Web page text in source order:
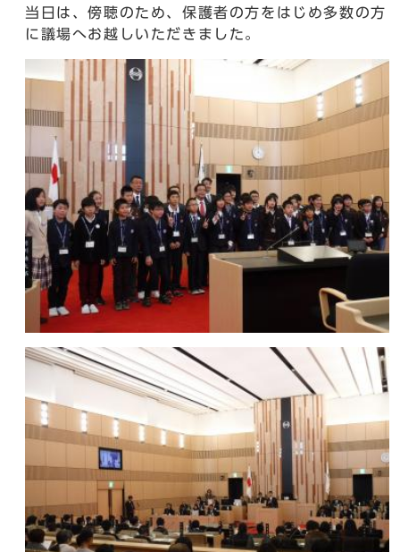
当日は、傍聴のため、保護者の方をはじめ多数の方
に議場へお越しいただきました。